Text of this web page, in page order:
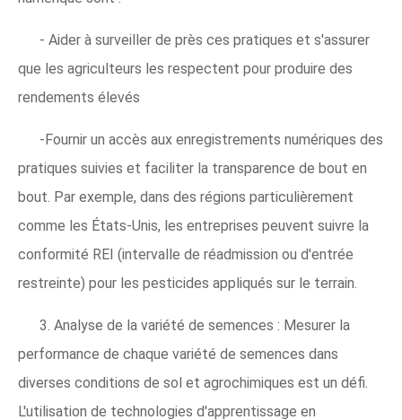
- Aider à surveiller de près ces pratiques et s'assurer
que les agriculteurs les respectent pour produire des
rendements élevés
-Fournir un accès aux enregistrements numériques des
pratiques suivies et faciliter la transparence de bout en
bout. Par exemple, dans des régions particulièrement
comme les États-Unis, les entreprises peuvent suivre la
conformité REI (intervalle de réadmission ou d'entrée
restreinte) pour les pesticides appliqués sur le terrain.
3. Analyse de la variété de semences : Mesurer la
performance de chaque variété de semences dans
diverses conditions de sol et agrochimiques est un défi.
L'utilisation de technologies d'apprentissage en